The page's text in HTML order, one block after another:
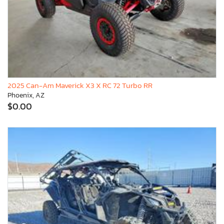
2025 Can-Am Maverick X3 X RC 72 Turbo RR
Phoenix, AZ
$0.00